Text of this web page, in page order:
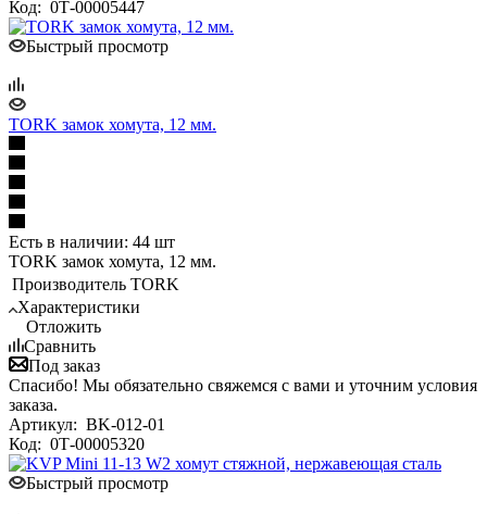
Код: 0Т-00005447
Быстрый просмотр
TORK замок хомута, 12 мм.
Есть в наличии: 44 шт
TORK замок хомута, 12 мм.
Производитель TORK
Характеристики
Отложить
Сравнить
Под заказ
Спасибо! Мы обязательно свяжемся с вами и уточним условия
заказа.
Артикул: BK-012-01
Код: 0Т-00005320
Быстрый просмотр